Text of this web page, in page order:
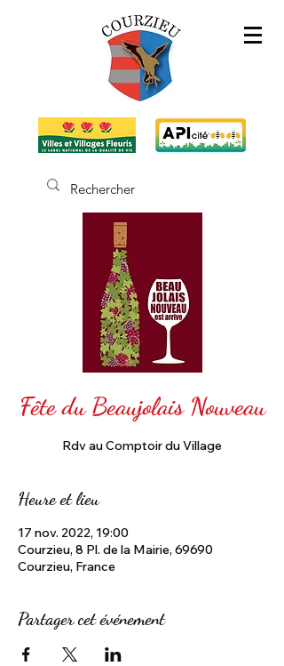
Fête du Beaujolais Nouveau
Rdv au Comptoir du Village
Heure et lieu
17 nov. 2022, 19:00
Courzieu, 8 Pl. de la Mairie, 69690
Courzieu, France
Partager cet événement